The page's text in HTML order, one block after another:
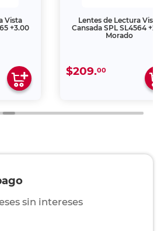
Vista
+3.00
Lentes de Lectura Vista
Cansada SPL SL4564
Morado
$209.00
sin intereses